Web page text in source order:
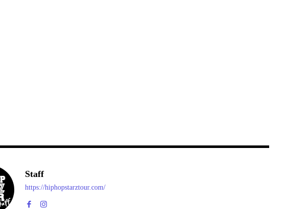
Staff
https://hiphopstarztour.com/